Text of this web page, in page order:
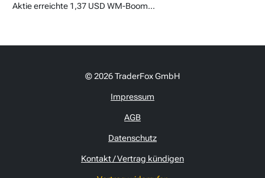
Aktie erreichte 1,37 USD WM-Boom...
© 2026 TraderFox GmbH
Impressum
AGB
Datenschutz
Kontakt / Vertrag kündigen